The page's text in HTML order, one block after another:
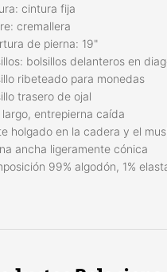
cintura fija
cremallera
de pierna: 19"
bolsillos delanteros en
ribeteado para monedas
trasero de ojal
entrepierna caída
holgado en la cadera y el
ancha ligeramente cónica
99% algodón, 1%